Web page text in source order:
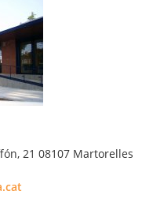
21 08107 Martorelles